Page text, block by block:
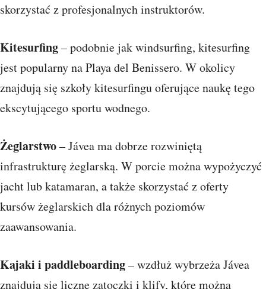
skorzystać z profesjonalnych instruktorów.
Kitesurfing– podobnie jak windsurfing, kitesurfing
jest popularny na Playa del Benissero. W okolicy
znajdują się szkoły kitesurfingu oferujące naukę tego
ekscytującego sportu wodnego.
Żeglarstwo– Jávea ma dobrze rozwiniętą
infrastrukturę żeglarską. W porcie można wypożyczyć
jacht lub katamaran, a także skorzystać z oferty
kursów żeglarskich dla różnych poziomów
zaawansowania.
Kajaki i paddleboarding– wzdłuż wybrzeża Jávea
znajdują się liczne zatoczki i klify, które można